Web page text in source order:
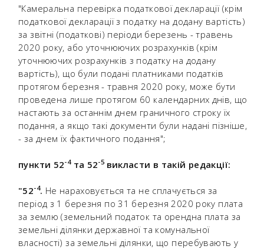
"Камеральна перевірка податкової декларації (крім
податкової декларації з податку на додану вартість)
за звітні (податкові) періоди березень - травень
2020 року, або уточнюючих розрахунків (крім
уточнюючих розрахунків з податку на додану
вартість), що були подані платниками податків
протягом березня - травня 2020 року, може бути
проведена лише протягом 60 календарних днів, що
настають за останнім днем граничного строку їх
подання, а якщо такі документи були надані пізніше,
- за днем їх фактичного подання";
пункти 52-4та 52-5 викласти в такій редакції:
"52-4. Не нараховується та не сплачується за
період з 1 березня по 31 березня 2020 року плата
за землю (земельний податок та орендна плата за
земельні ділянки державної та комунальної
власності) за земельні ділянки, що перебувають у